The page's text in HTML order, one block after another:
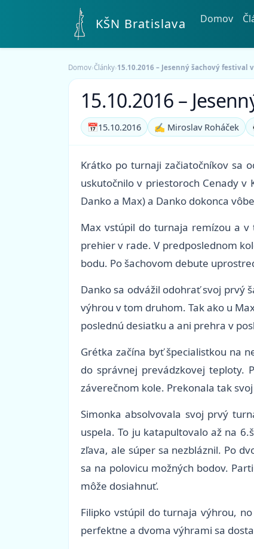
KŠN Bratislava Domov
Domov›Články›15.10.2016 – Jesenný šachový festival
15.10.2016 –
📅15.10.2016 ✍️ Miroslav Roháček
Krátko po turnaji začiatočníkov sa
uskutočnilo v priestoroch Cenady v
Danko a Max) a Danko dokonca
Max vstúpil do turnaja remízou a
prehier v rade. V predposlednom
bodu. Po šachovom debute
Danko sa odvážil odohrať svoj prvý
výhrou v tom druhom. Tak ako u
poslednú desiatku a ani prehra v
Grétka začína byť špecialistkou na
do správnej prevádzkovej
záverečnom kole. Prekonala tak
Simonka absolvovala svoj prvý
uspela. To ju katapultovalo až na
zľava, ale súper sa nezbláznil. Po
sa na polovicu možných bodov.
môže dosiahnuť.
Filipko vstúpil do turnaja výhrou,
perfektne a dvoma výhrami sa